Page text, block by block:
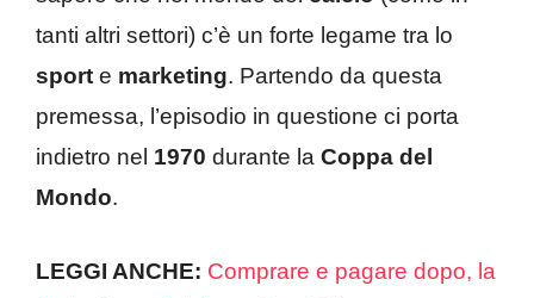
tanti altri settori) c’è un forte legame tra lo
sport e marketing. Partendo da questa
premessa, l’episodio in questione ci porta
indietro nel 1970 durante la Coppa del
Mondo.
LEGGI ANCHE: Comprare e pagare dopo, la